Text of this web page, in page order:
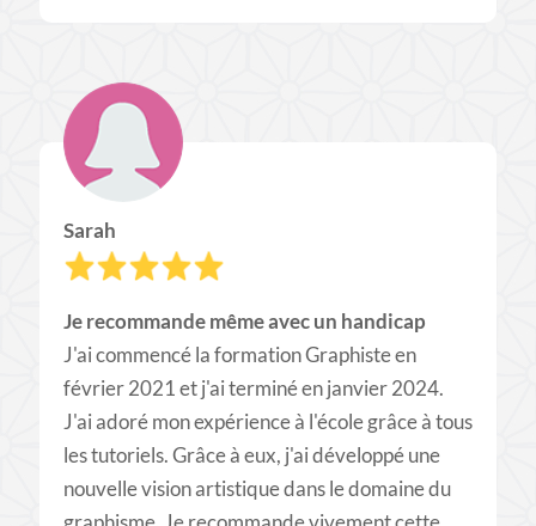
Sarah
Je recommande même avec un handicap
J'ai commencé la formation Graphiste en
février 2021 et j'ai terminé en janvier 2024.
J'ai adoré mon expérience à l'école grâce à tous
les tutoriels. Grâce à eux, j'ai développé une
nouvelle vision artistique dans le domaine du